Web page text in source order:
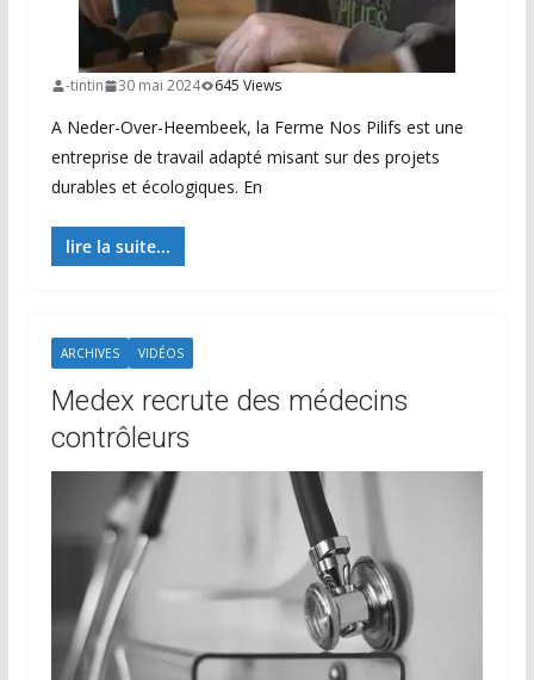
-tintin 30 mai 2024 645 Views
A Neder-Over-Heembeek, la Ferme Nos Pilifs est une
entreprise de travail adapté misant sur des projets
durables et écologiques. En
lire la suite...
ARCHIVES VIDÉOS
Medex recrute des médecins
contrôleurs